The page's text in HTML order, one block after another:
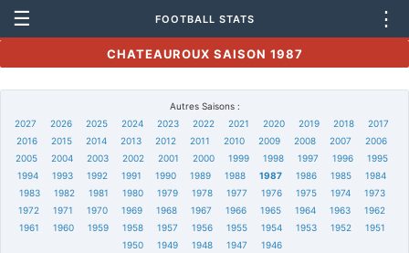
☰ FOOTBALL STATS ⋮
CHATEAUROUX SAISON 1987
Autres Saisons :
2027
2026 2025 2024 2023 2022 2021 2020 2019 2018
2017
2016
2015 2014 2013 2012 2011 2010 2009 2008 2007
2006
2005
2004 2003 2002 2001 2000 1999 1998 1997 1996
1995
1994
1993 1992 1991 1990 1989 1988 1987 1986 1985
1984
1983
1982 1981 1980 1979 1978 1977 1976 1975 1974
1973
1972
1971 1970 1969 1968 1967 1966 1965 1964 1963
1962
1961
1960 1959 1958 1957 1956 1955 1954 1953 1952
1951
1950
1949 1948 1947 1946